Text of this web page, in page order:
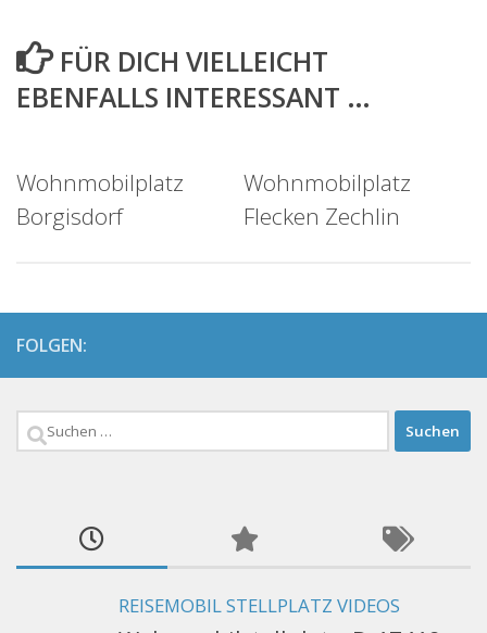
FÜR DICH VIELLEICHT
EBENFALLS INTERESSANT …
Wohnmobilplatz
Borgisdorf
Wohnmobilplatz
Flecken Zechlin
FOLGEN:
Suchen
REISEMOBIL STELLPLATZ VIDEOS